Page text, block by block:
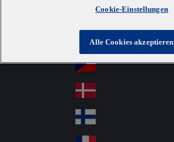
Ca
na
da
Canada
Ch
ina
中国大陆
Cz
ec
h
Česko
De
nm
ark
Fin
Cookie-Einstellungen
Alle Cookies akzeptieren